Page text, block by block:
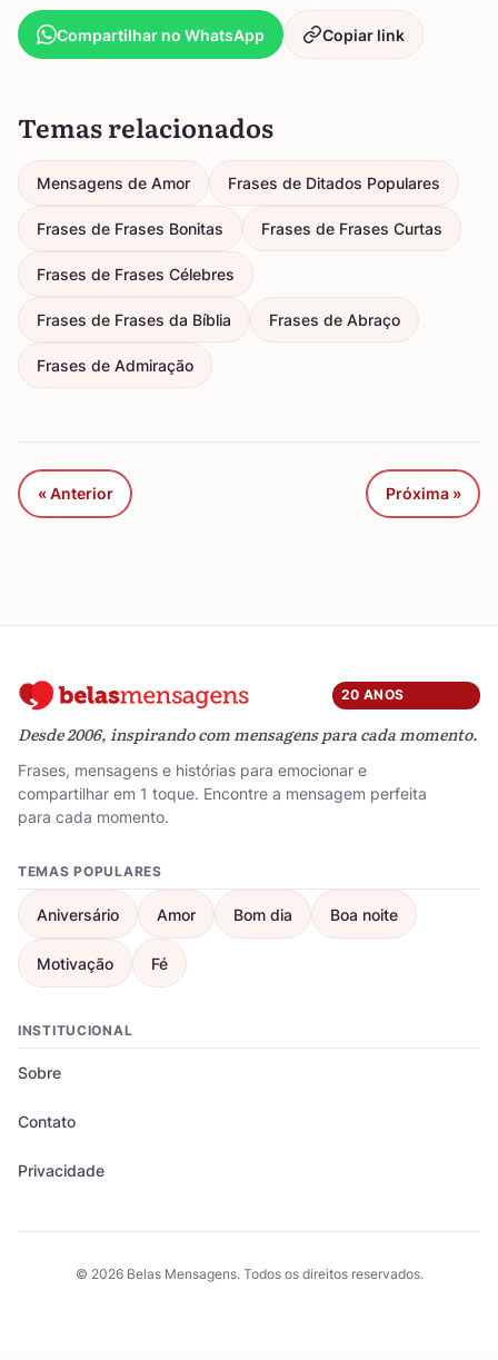
Compartilhar no WhatsApp Copiar link
Temas relacionados
Mensagens de Amor Frases de Ditados Populares
Frases de Frases Bonitas Frases de Frases Curtas
Frases de Frases Célebres
Frases de Frases da Bíblia Frases de Abraço
Frases de Admiração
« Anterior Próxima »
20 ANOS
Desde 2006, inspirando com mensagens para cada momento.
Frases, mensagens e histórias para emocionar e
compartilhar em 1 toque. Encontre a mensagem perfeita
para cada momento.
TEMAS POPULARES
Aniversário Amor Bom dia Boa noite
Motivação Fé
INSTITUCIONAL
Sobre
Contato
Privacidade
© 2026 Belas Mensagens. Todos os direitos reservados.